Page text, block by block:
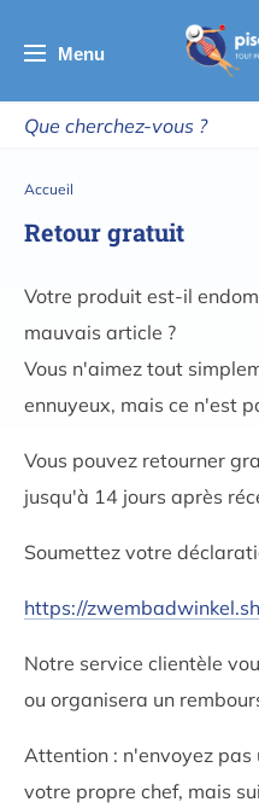
au
principal
Menu
Fil
Accueil
Retour gratuit
Votre produit est-il
mauvais article ?
Vous n'aimez tout
ennuyeux, mais ce n'est
Vous pouvez retourner
jusqu'à 14 jours après
Soumettez votre
https://
Notre service clientèle
ou organisera un
Attention : n'envoyez pas
votre propre chef, mais